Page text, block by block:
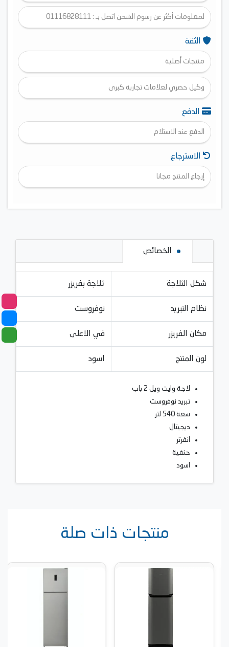
لمعلومات أكثر عن رسوم الشحن اتصل بـ : 01116828111
الثقة
منتجات أصلية
وكيل حصري لعلامات تجارية كبرى
الدفع
الدفع عند الاستلام
الاسترجاع
إرجاع المنتج مجانا
الخصائص
شكل الثلاجة ثلاجة بفريزر
نظام التبريد نوفروست
مكان الفريزر في الاعلى
لون المنتج اسود
لاجة وايت ويل 2 باب
تبريد نوفروست
سعة 540 لتر
ديجيتال
انفرتر
حنفية
اسود
منتجات ذات صلة